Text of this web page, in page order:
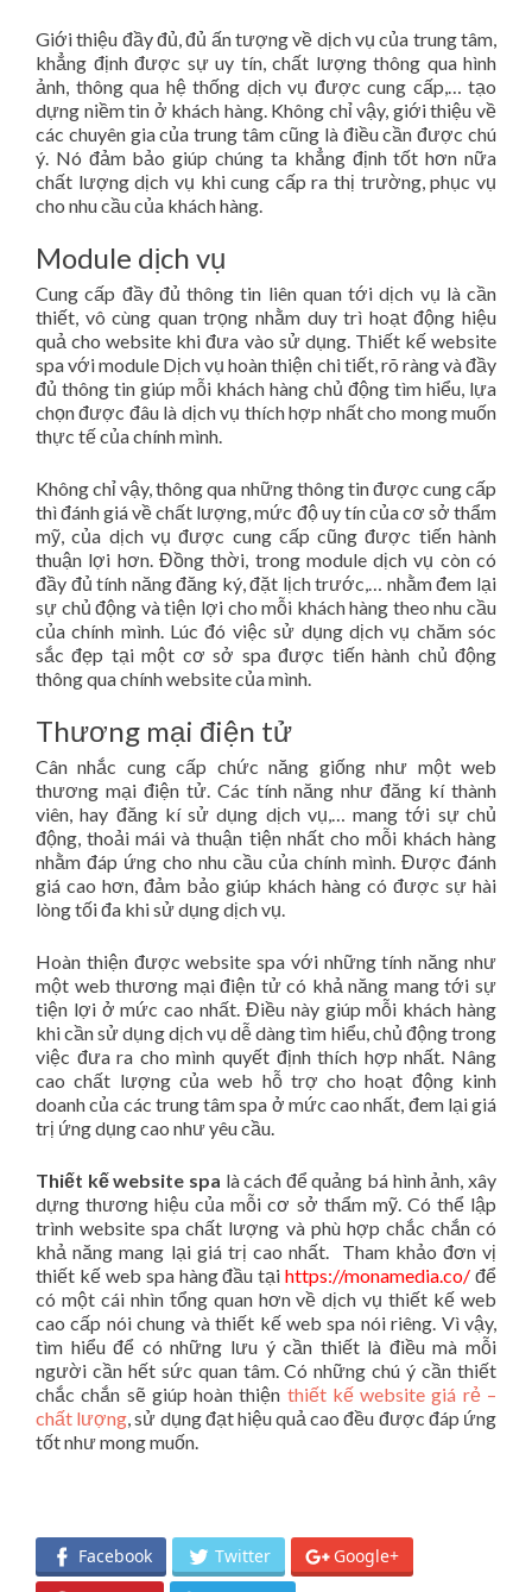
Giới thiệu đầy đủ, đủ ấn tượng về dịch vụ của trung tâm,
khẳng định được sự uy tín, chất lượng thông qua hình
ảnh, thông qua hệ thống dịch vụ được cung cấp,… tạo
dựng niềm tin ở khách hàng. Không chỉ vậy, giới thiệu về
các chuyên gia của trung tâm cũng là điều cần được chú
ý. Nó đảm bảo giúp chúng ta khẳng định tốt hơn nữa
chất lượng dịch vụ khi cung cấp ra thị trường, phục vụ
cho nhu cầu của khách hàng.
Module dịch vụ
Cung cấp đầy đủ thông tin liên quan tới dịch vụ là cần
thiết, vô cùng quan trọng nhằm duy trì hoạt động hiệu
quả cho website khi đưa vào sử dụng. Thiết kế website
spa với module Dịch vụ hoàn thiện chi tiết, rõ ràng và đầy
đủ thông tin giúp mỗi khách hàng chủ động tìm hiểu, lựa
chọn được đâu là dịch vụ thích hợp nhất cho mong muốn
thực tế của chính mình.
Không chỉ vậy, thông qua những thông tin được cung cấp
thì đánh giá về chất lượng, mức độ uy tín của cơ sở thẩm
mỹ, của dịch vụ được cung cấp cũng được tiến hành
thuận lợi hơn. Đồng thời, trong module dịch vụ còn có
đầy đủ tính năng đăng ký, đặt lịch trước,… nhằm đem lại
sự chủ động và tiện lợi cho mỗi khách hàng theo nhu cầu
của chính mình. Lúc đó việc sử dụng dịch vụ chăm sóc
sắc đẹp tại một cơ sở spa được tiến hành chủ động
thông qua chính website của mình.
Thương mại điện tử
Cân nhắc cung cấp chức năng giống như một web
thương mại điện tử. Các tính năng như đăng kí thành
viên, hay đăng kí sử dụng dịch vụ,… mang tới sự chủ
động, thoải mái và thuận tiện nhất cho mỗi khách hàng
nhằm đáp ứng cho nhu cầu của chính mình. Được đánh
giá cao hơn, đảm bảo giúp khách hàng có được sự hài
lòng tối đa khi sử dụng dịch vụ.
Hoàn thiện được website spa với những tính năng như
một web thương mại điện tử có khả năng mang tới sự
tiện lợi ở mức cao nhất. Điều này giúp mỗi khách hàng
khi cần sử dụng dịch vụ dễ dàng tìm hiểu, chủ động trong
việc đưa ra cho mình quyết định thích hợp nhất. Nâng
cao chất lượng của web hỗ trợ cho hoạt động kinh
doanh của các trung tâm spa ở mức cao nhất, đem lại giá
trị ứng dụng cao như yêu cầu.
Thiết kế website spa là cách để quảng bá hình ảnh, xây
dựng thương hiệu của mỗi cơ sở thẩm mỹ. Có thể lập
trình website spa chất lượng và phù hợp chắc chắn có
khả năng mang lại giá trị cao nhất. Tham khảo đơn vị
thiết kế web spa hàng đầu tạihttps://monamedia.co/ để
có một cái nhìn tổng quan hơn về dịch vụ thiết kế web
cao cấp nói chung và thiết kế web spa nói riêng. Vì vậy,
tìm hiểu để có những lưu ý cần thiết là điều mà mỗi
người cần hết sức quan tâm. Có những chú ý cần thiết
chắc chắn sẽ giúp hoàn thiện thiết kế website giá rẻ –
chất lượng, sử dụng đạt hiệu quả cao đều được đáp ứng
tốt như mong muốn.
Facebook Twitter
Google+